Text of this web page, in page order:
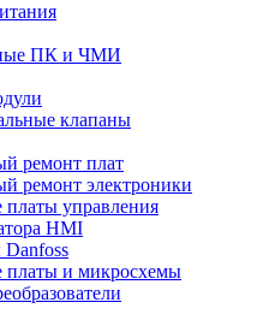
ПК и ЧМИ
клапаны
ремонт плат
ремонт электроники
управления
HMI
платы и микросхемы